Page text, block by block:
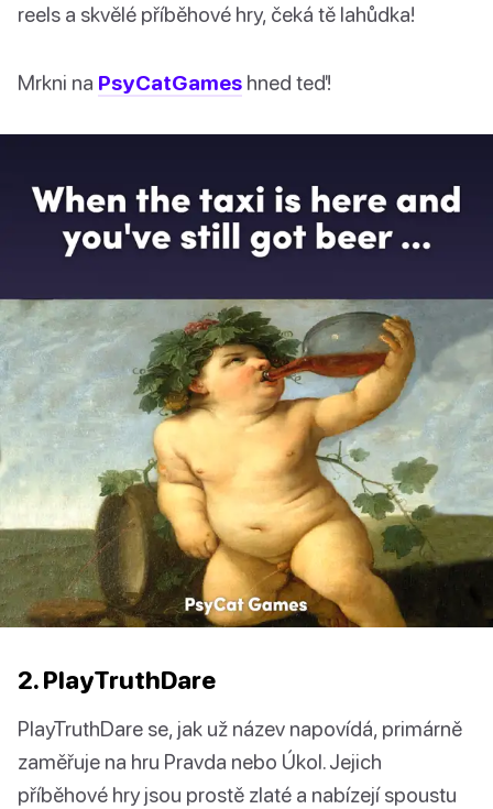
reels a skvělé příběhové hry, čeká tě lahůdka!
Mrkni na PsyCatGames hned teď!
2. PlayTruthDare
PlayTruthDare se, jak už název napovídá, primárně
zaměřuje na hru Pravda nebo Úkol. Jejich
příběhové hry jsou prostě zlaté a nabízejí spoustu